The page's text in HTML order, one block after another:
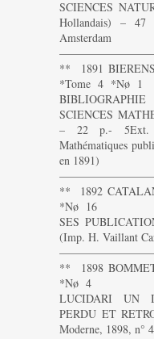
SCIENCES
Hollandais) – 47
Amsterdam
** 1891
*Tome 4 *Nø 1
SCIENCES
– 22 p.- 5Ext.
Mathématiques
en 1891)
** 1892
*Nø 16
SES
(Imp. H. Vaillant
** 1898
*Nø 4
LUCIDARI UN
PERDU ET
Moderne, 1898, n°